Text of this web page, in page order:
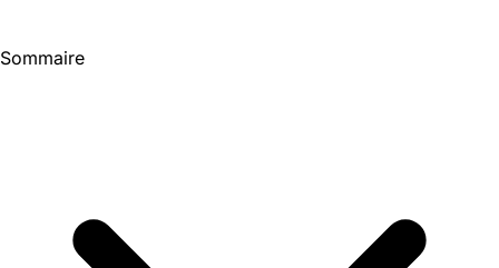
Sommaire